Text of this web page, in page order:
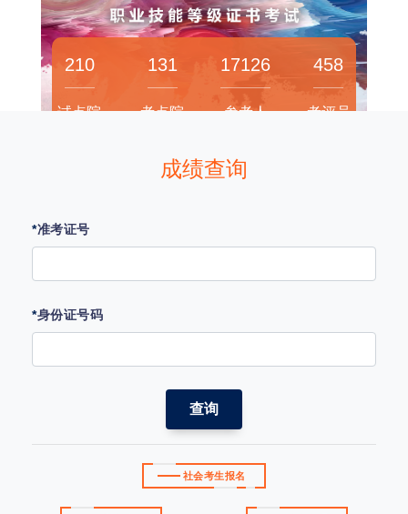
210
试点院
131
考点院
17126
参考人
458
考评员
成绩查询
*准考证号
*身份证号码
查询
社会考生报名